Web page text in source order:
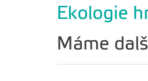
Ekologie
Máme